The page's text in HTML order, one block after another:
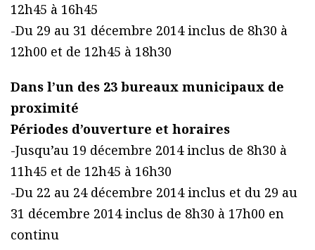
12h45 à 16h45
-Du 29 au 31 décembre 2014 inclus de 8h30 à
12h00 et de 12h45 à 18h30
Dans l’un des 23 bureaux municipaux de
proximité
Périodes d’ouverture et horaires
-Jusqu’au 19 décembre 2014 inclus de 8h30 à
11h45 et de 12h45 à 16h30
-Du 22 au 24 décembre 2014 inclus et du 29 au
31 décembre 2014 inclus de 8h30 à 17h00 en
continu